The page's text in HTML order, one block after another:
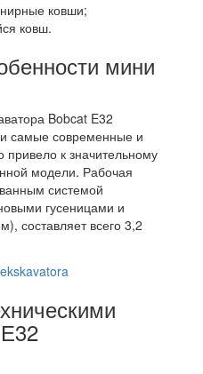
ковши;
ковш.
мини
Bobcat E32
самые современные и
привело к значительному
модели. Рабочая
системой
гусеницами и
составляет всего 3,2